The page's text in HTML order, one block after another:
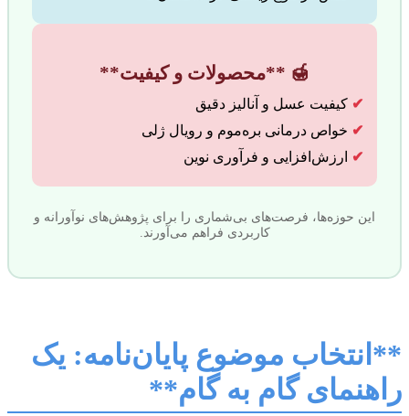
🍯 **محصولات و کیفیت**
✔ کیفیت عسل و آنالیز دقیق
✔ خواص درمانی بره‌موم و رویال ژلی
✔
ارزش‌افزایی و فرآوری نوین
این حوزه‌ها، فرصت‌های بی‌شماری را برای پژوهش‌های نوآورانه و
کاربردی فراهم می‌آورند.
**انتخاب موضوع پایان‌نامه: یک
راهنمای گام به گام**